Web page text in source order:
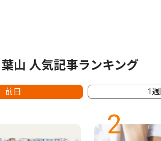
山 人気記事ランキング
前日 1
2